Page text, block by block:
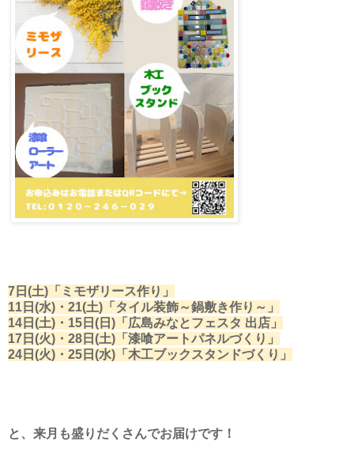
7日(土)「ミモザリース作り」
11日(水)・21(土)「タイル装飾～鍋敷き作り～」
14日(土)・15日(日)「広島みなとフェスタ 出店」
17日(火)・28日(土)「漆喰アートパネルづくり」
24日(火)・25日(水)「木工ブックスタンドづくり」
と、来月も盛りだくさんでお届けです！